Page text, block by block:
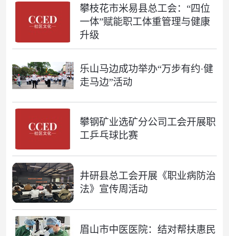
攀枝花市米易县总工会：“四位
一体”赋能职工体重管理与健康
升级
乐山马边成功举办“万步有约·健
走马边”活动
攀钢矿业选矿分公司工会开展职
工乒乓球比赛
井研县总工会开展《职业病防治
法》宣传周活动
眉山市中医医院：结对帮扶惠民